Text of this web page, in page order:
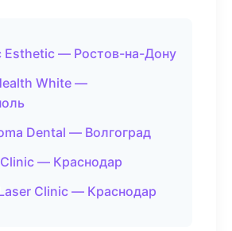
— Ростов-на-Дону
White —
Dental — Волгоград
— Краснодар
Clinic — Краснодар